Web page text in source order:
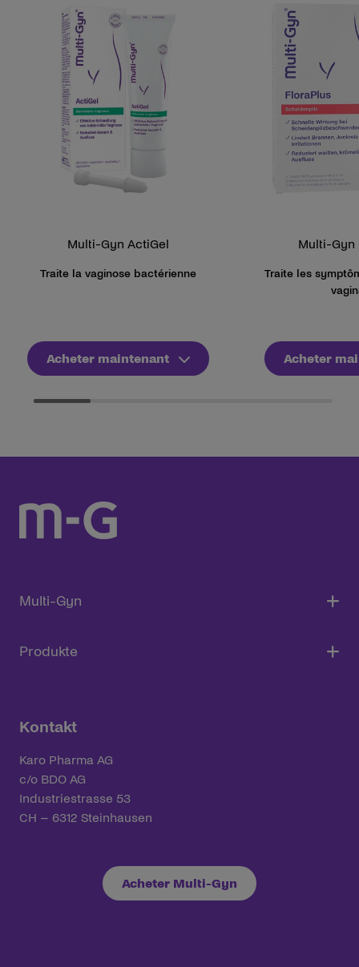
Multi-Gyn ActiGel
Traite la vaginose bactérienne
Acheter maintenant
Multi-Gyn
Traite les
Acheter
Multi-Gyn
Produkte
Kontakt
Karo Pharma AG
c/o BDO AG
Industriestrasse 53
CH – 6312 Steinhausen
Acheter Multi-Gyn